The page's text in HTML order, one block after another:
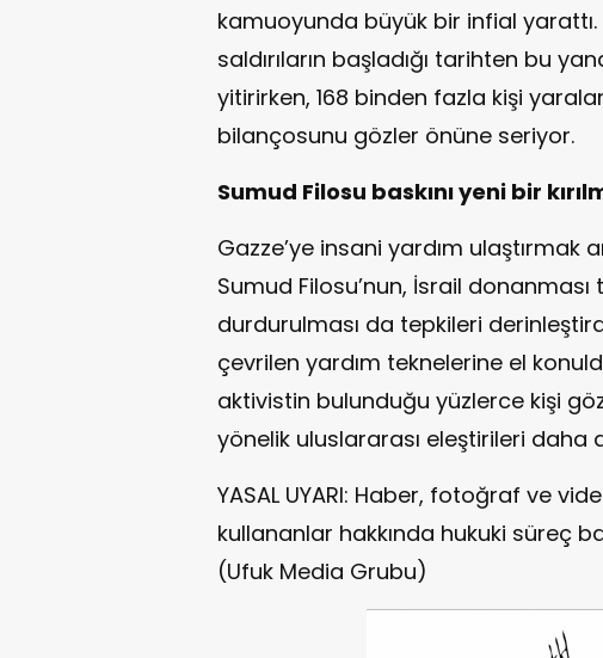
kamuoyunda büyük bir infial yarattı.
saldırıların başladığı tarihten bu
yitirirken, 168 binden fazla kişi
bilançosunu gözler önüne seriyor.
Sumud Filosu baskını yeni bir
Gazze’ye insani yardım ulaştırmak
Sumud Filosu’nun, İsrail
durdurulması da tepkileri
çevrilen yardım teknelerine el
aktivistin bulunduğu yüzlerce kişi
yönelik uluslararası eleştirileri daha
YASAL UYARI: Haber, fotoğraf ve
kullananlar hakkında hukuki süreç
(Ufuk Media Grubu)